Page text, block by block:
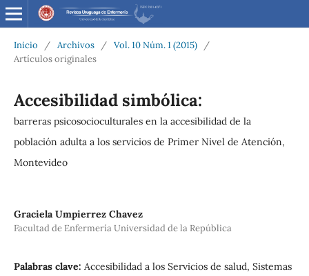
Inicio / Archivos / Vol. 10 Núm. 1 (2015)
/
Artículos originales
Accesibilidad simbólica:
barreras psicosocioculturales en la accesibilidad de la
población adulta a los servicios de Primer Nivel de Atención,
Montevideo
Graciela Umpierrez Chavez
Facultad de Enfermería Universidad de la República
Palabras clave: Accesibilidad a los Servicios de salud, Sistemas